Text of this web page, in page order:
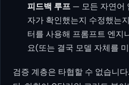
피드백 루프 — 모든 자연어
자가 확인했는지 수정했는
터를 사용해 프롬프트 엔지
요(또는 결국 모델 자체를
검증 계층은 타협할 수 없습니